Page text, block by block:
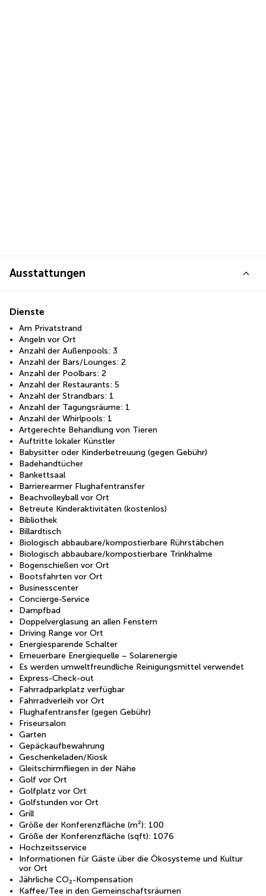
Ausstattungen
Dienste
Am Privatstrand
Angeln vor Ort
Anzahl der Außenpools: 3
Anzahl der Bars/Lounges: 2
Anzahl der Poolbars: 2
Anzahl der Restaurants: 5
Anzahl der Strandbars: 1
Anzahl der Tagungsräume: 1
Anzahl der Whirlpools: 1
Artgerechte Behandlung von Tieren
Auftritte lokaler Künstler
Babysitter oder Kinderbetreuung (gegen Gebühr)
Badehandtücher
Bankettsaal
Barrierearmer Flughafentransfer
Beachvolleyball vor Ort
Betreute Kinderaktivitäten (kostenlos)
Bibliothek
Billardtisch
Biologisch abbaubare/kompostierbare Rührstäbchen
Biologisch abbaubare/kompostierbare Trinkhalme
Bogenschießen vor Ort
Bootsfahrten vor Ort
Businesscenter
Concierge-Service
Dampfbad
Doppelverglasung an allen Fenstern
Driving Range vor Ort
Energiesparende Schalter
Erneuerbare Energiequelle – Solarenergie
Es werden umweltfreundliche Reinigungsmittel verwendet
Express-Check-out
Fahrradparkplatz verfügbar
Fahrradverleih vor Ort
Flughafentransfer (gegen Gebühr)
Friseursalon
Garten
Gepäckaufbewahrung
Geschenkeladen/Kiosk
Gleitschirmfliegen in der Nähe
Golf vor Ort
Golfplatz vor Ort
Golfstunden vor Ort
Grill
Größe der Konferenzfläche (m²): 100
Größe der Konferenzfläche (sqft): 1076
Hochzeitsservice
Informationen für Gäste über die Ökosysteme und Kultur
vor Ort
Jährliche CO₂-Kompensation
Kaffee/Tee in den Gemeinschaftsräumen